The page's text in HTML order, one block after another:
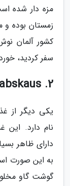
مزه دار شده
زمستان بوده و
کشور آلمان
سفر کردید،
2. Hamburger Labskaus
نام دارد. این
دارای ظاهر
به این صورت
گوشت گاو